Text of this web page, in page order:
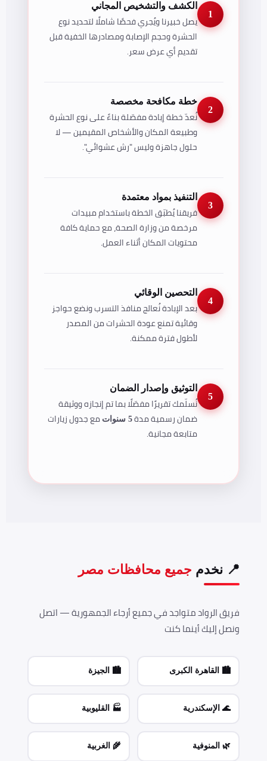
1
الكشف والتشخيص المجاني
يصل خبيرنا ويُجري فحصًا شاملًا لتحديد نوع
الحشرة وحجم الإصابة ومصادرها الخفية قبل
تقديم أي عرض سعر.
2
خطة مكافحة مخصصة
نُعدّ خطة إبادة مفصّلة بناءً على نوع الحشرة
وطبيعة المكان والأشخاص المقيمين — لا
حلول جاهزة وليس "رش عشوائي".
3
التنفيذ بمواد معتمدة
فريقنا يُطبّق الخطة باستخدام مبيدات
مرخصة من وزارة الصحة، مع حماية كافة
محتويات المكان أثناء العمل.
4
التحصين الوقائي
بعد الإبادة نُعالج منافذ التسرب ونضع حواجز
وقائية تمنع عودة الحشرات من المصدر
لأطول فترة ممكنة.
5
التوثيق وإصدار الضمان
نُسلّمك تقريرًا مفصّلًا بما تم إنجازه ووثيقة
ضمان رسمية مدة5 سنوات
مع جدول زيارات
متابعة مجانية.
📍 نخدم جميع محافظات مصر
فريق الرواد متواجد في جميع أرجاء الجمهورية — اتصل
ونصل إليك أينما كنت
🏙️ القاهرة الكبرى 🏙️ الجيزة
🌊 الإسكندرية 🏭 القليوبية
🌿 المنوفية 🌾 الغربية